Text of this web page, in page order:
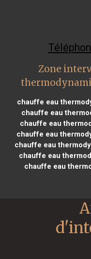
Zone
chauffe eau
chauffe eau
chauffe eau
chauffe eau
chauffe eau
chauffe eau
chauffe eau